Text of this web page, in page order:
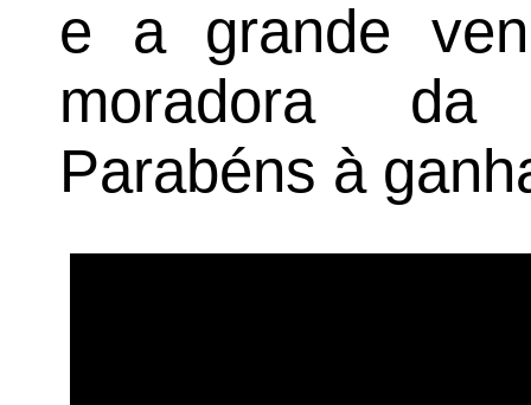
e a grande
moradora
Parabéns à